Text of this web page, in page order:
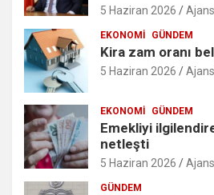
5 Haziran 2026
EKONOMI GÜNDEM
Kira zam oranı
5 Haziran 2026
EKONOMI GÜNDEM
Emekliyi
netleşti
5 Haziran 2026
GÜNDEM